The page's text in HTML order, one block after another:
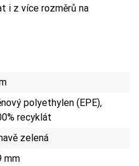
i z více rozměrů na
polyethylen (EPE),
recyklát
zelená
mm